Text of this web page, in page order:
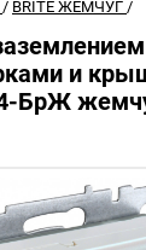
/ BRITE ЖЕМЧУГ /
и
БрЖ